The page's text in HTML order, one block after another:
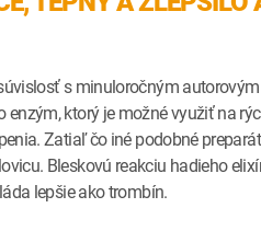
s minuloročným
ktorý je možné využiť na
Zatiaľ čo iné podobné
Bleskovú reakciu hadieho
lepšie ako trombín.